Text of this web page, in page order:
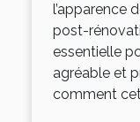
l’apparence
post-
essentielle
agréable et
comment